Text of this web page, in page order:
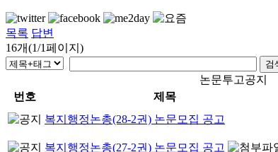
목록 답변
16개(1/1페이지)
논문투고공지
번호
제목
복지행정논총(28-2권) 논문모집 공고
복지행정논총(27-2권) 논문모집 공고